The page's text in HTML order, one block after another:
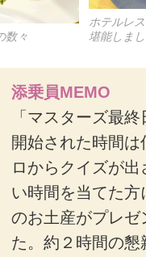
数々
ホテルレ
堪能しま
添乗員MEMO
「マスターズ最
開始された時間
ロからクイズが
い時間を当てた方
のお土産がプレゼ
た。約２時間の懇